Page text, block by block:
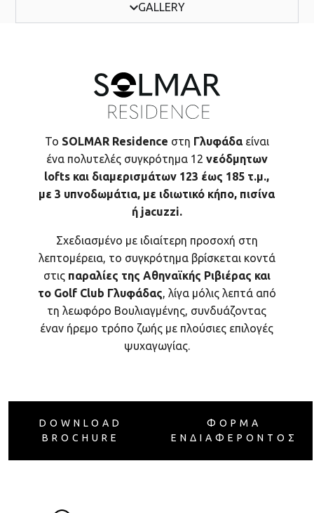
GALLERY
Το SOLMAR Residence στη Γλυφάδαείναι
ένα πολυτελές συγκρότημα 12 νεόδμητων
lofts και διαμερισμάτων 123 έως 185 τ.μ.,
με 3 υπνοδωμάτια, με ιδιωτικό κήπο, πισίνα
ή jacuzzi.
Σχεδιασμένο με ιδιαίτερη προσοχή στη
λεπτομέρεια, το συγκρότημα βρίσκεται κοντά
στις παραλίες της Αθηναϊκής Ριβιέρας και
το Golf Club Γλυφάδας, λίγα μόλις λεπτά από
τη λεωφόρο Βουλιαγμένης, συνδυάζοντας
έναν ήρεμο τρόπο ζωής με πλούσιες επιλογές
ψυχαγωγίας.
DOWNLOAD
BROCHURE
ΦΟΡΜΑ
ΕΝΔΙΑΦΕΡΟΝΤΟΣ